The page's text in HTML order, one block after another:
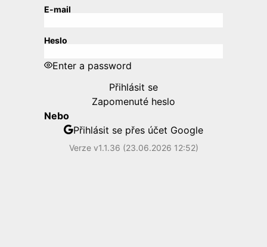
E-mail
Heslo
Enter a password
Zapomenuté heslo
Přihlásit se
Nebo
Přihlásit se přes účet Google
Verze v1.1.36 (23.06.2026 12:52)